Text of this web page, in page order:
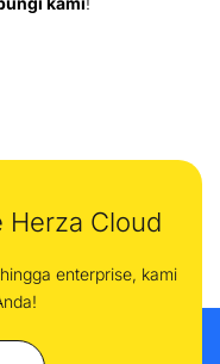
Herza Cloud
enterprise, kami